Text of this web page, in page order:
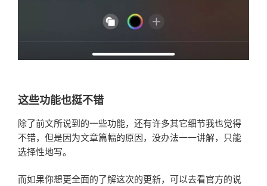
这些功能也挺不错
除了前文所说到的一些功能，还有许多其它细节我也觉得
不错，但是因为文章篇幅的原因，没办法一一讲解，只能
选择性地写。
而如果你想更全面的了解这次的更新，可以去看官方的说